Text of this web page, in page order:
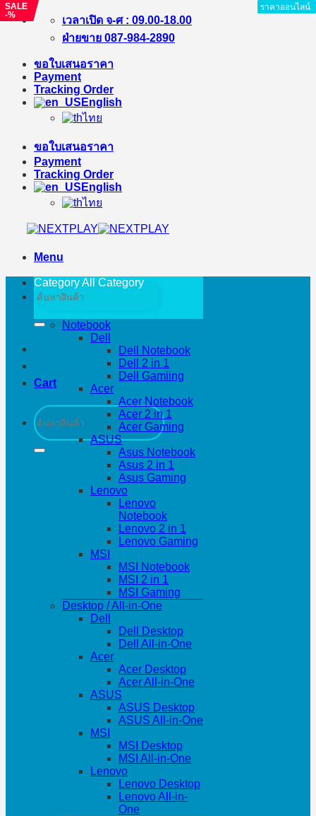
Skip
เวลาเปิด จ-ศ : 09.00-18.00
ฝ่ายขาย 087-984-2890
ขอใบเสนอราคา
Payment
Tracking Order
English
ไทย
ขอใบเสนอราคา
Payment
Tracking Order
English
ไทย
Menu
Search
for:
Cart
Search
for:
Category All Category
Notebook
Dell
Dell Notebook
Dell 2 in 1
Dell Gamiing
Acer
Acer Notebook
Acer 2 in 1
Acer Gaming
ASUS
Asus Notebook
Asus 2 in 1
Asus Gaming
Lenovo
Lenovo
Notebook
Lenovo 2 in 1
Lenovo Gaming
MSI
MSI Notebook
MSI 2 in 1
MSI Gaming
Desktop / All-in-One
Dell
Dell Desktop
Dell All-in-One
Acer
Acer Desktop
Acer All-in-One
ASUS
ASUS Desktop
ASUS All-in-One
MSI
MSI Desktop
MSI All-in-One
Lenovo
Lenovo Desktop
Lenovo All-in-
One
ราคาออนไลน์
ราคาออนไลน์
SALE
-%
ราคาออนไลน์
ราคาออนไลน์
ราคาออนไลน์
ราคาออนไลน์
ราคาออนไลน์
SALE
-%
ราคาออนไลน์
SALE
-%